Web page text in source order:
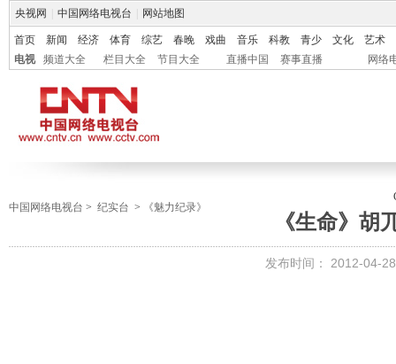
央视网 中国网络电视台 网站地图
首页 新闻 经济 体育 综艺 春晚 戏曲 音乐 科教 青少 文化
艺术
电视
频道大全 栏目大全 节目大全 直播中国 赛事直播 网络
中国网络电视台 > 纪实台 > 《魅力纪录》
《生命》胡
发布时间： 2012-04-